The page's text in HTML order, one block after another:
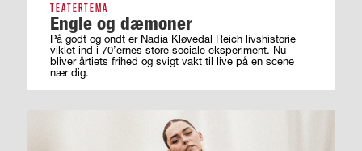
TEATERTEMA
Engle og dæmoner
På godt og ondt er Nadia Kløvedal Reich livshistorie
viklet ind i 70’ernes store sociale eksperiment. Nu
bliver årtiets frihed og svigt vakt til live på en scene
nær dig.